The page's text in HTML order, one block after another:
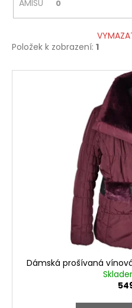
AMISU 0
Položek k zobrazení: 1
V
Dámská prošívaná